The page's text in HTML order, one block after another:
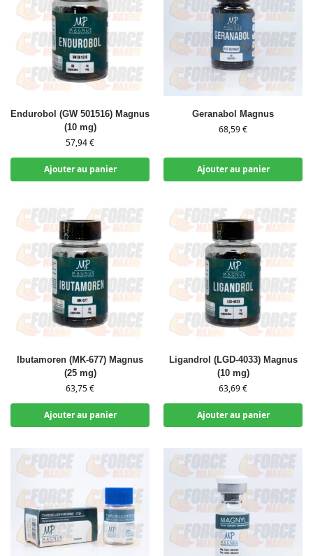
Endurobol (GW 501516) Magnus
(10 mg)
57,94€
Ajouter au panier
Geranabol Magnus
68,59€
Ajouter au panier
Ibutamoren (MK-677) Magnus
(25 mg)
63,75€
Ajouter au panier
Ligandrol (LGD-4033) Magnus
(10 mg)
63,69€
Ajouter au panier